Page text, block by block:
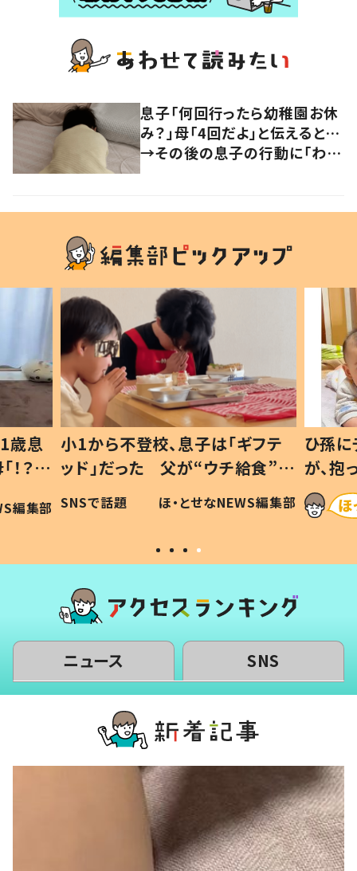
息子「何回行ったら幼稚園お休
み？」母「4回だよ」と伝えると…
→その後の息子の行動に「わか
歳息
？」
編集部
小1から不登校、息子は「ギフテ
ッド」だった 父が“ウチ給食”を
作り続ける理由とは #令和の親
#令和の子
SNSで話題 ほ・とせなNEWS編集部
ひ孫
が、
「涙が
い」
ニュース SNS